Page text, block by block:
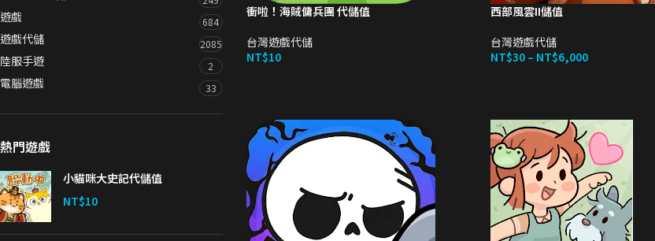
遊戲 684
遊戲代儲 2085
陸服手遊 2
電腦遊戲 33
熱門遊戲
小貓咪大史記代儲值
NT$10
衝啦！海賊傭兵團 代儲值
台灣遊戲代儲
NT$10
西部風雲II儲值
台灣遊戲代儲
NT$30 – NT$6,000